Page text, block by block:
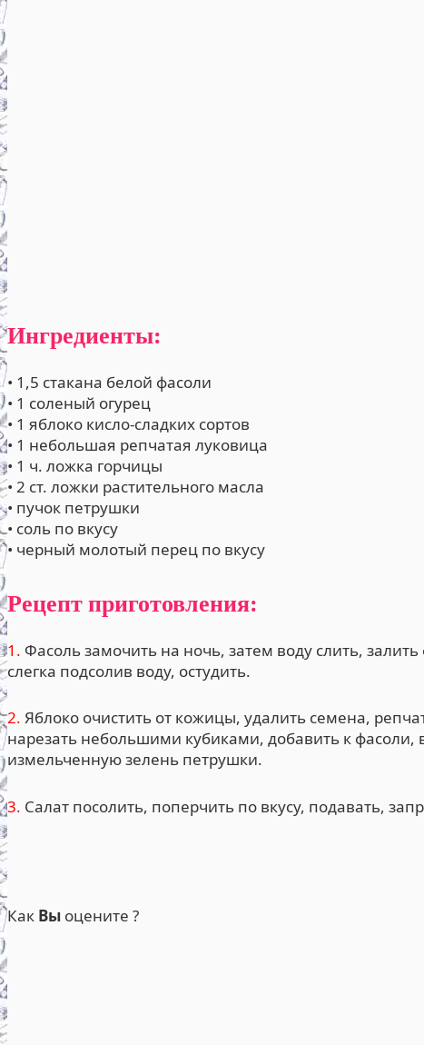
Ингредиенты:
• 1,5 стакана белой фасоли
• 1 соленый огурец
• 1 яблоко кисло-сладких сортов
• 1 небольшая репчатая луковица
• 1 ч. ложка горчицы
• 2 ст. ложки растительного масла
• пучок петрушки
• соль по вкусу
• черный молотый перец по вкусу
Рецепт приготовления:
1. Фасоль замочить на ночь, затем воду слить,
слегка подсолив воду, остудить.
2. Яблоко очистить от кожицы, удалить семена,
нарезать небольшими кубиками, добавить к
измельченную зелень петрушки.
3. Салат посолить, поперчить по вкусу, подавать,
Как Вы оцените ?